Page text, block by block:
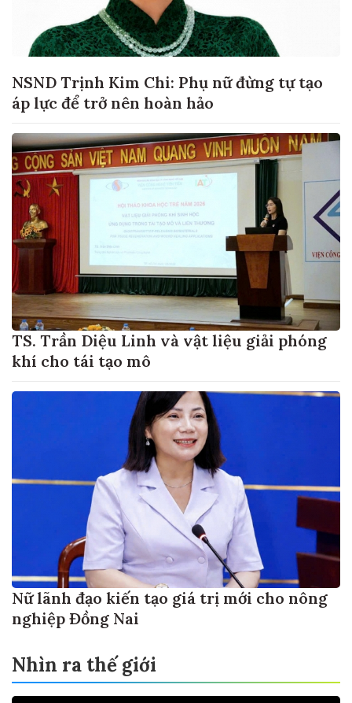
NSND Trịnh Kim Chi: Phụ nữ đừng tự tạo
áp lực để trở nên hoàn hảo
TS. Trần Diệu Linh và vật liệu giải phóng
khí cho tái tạo mô
Nữ lãnh đạo kiến tạo giá trị mới cho nông
nghiệp Đồng Nai
Nhìn ra thế giới